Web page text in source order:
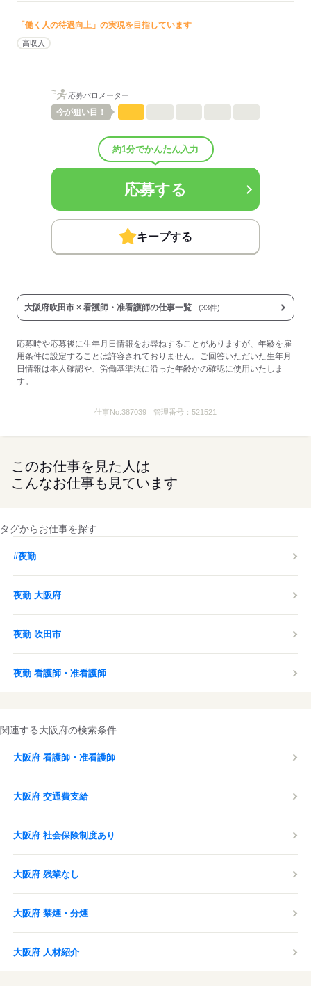
■賞与備考：なし
■その他福利厚生：
※加入保険は勤務日数に応じて変動（法定通り）
・進研ゼミ3割引受講制度
【契約更新のタイミングについて】
1～3月入職の場合：毎年9月末更新
残業手当
■受動喫煙防止措置：
屋内禁煙
「働く人の待遇向上」の実現を目指しています
高収入
応募バロメーター
今が狙い目！
約1分でかんたん入力
応募する
キープする
大阪府吹田市 × 看護師・准看護師の仕事一覧 (33件)
応募時や応募後に生年月日情報をお尋ねすることがありますが、年齢を雇
用条件に設定することは許容されておりません。ご回答いただいた生年月
日情報は本人確認や、労働基準法に沿った年齢かの確認に使用いたしま
す。
仕事No.387039 管理番号： 521521
このお仕事を見た人は
こんなお仕事も見ています
タグからお仕事を探す
#夜勤
夜勤 大阪府
夜勤 吹田市
夜勤 看護師・准看護師
関連する大阪府の検索条件
大阪府 看護師・准看護師
大阪府 交通費支給
大阪府 社会保険制度あり
大阪府 残業なし
大阪府 禁煙・分煙
大阪府 人材紹介